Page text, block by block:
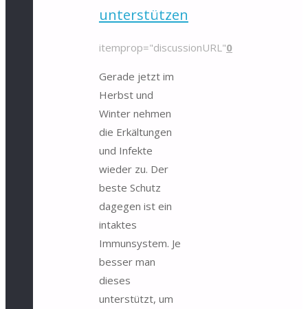
unterstützen
itemprop="discussionURL"0
Gerade jetzt im
Herbst und
Winter nehmen
die Erkältungen
und Infekte
wieder zu. Der
beste Schutz
dagegen ist ein
intaktes
Immunsystem. Je
besser man
dieses
unterstützt, um